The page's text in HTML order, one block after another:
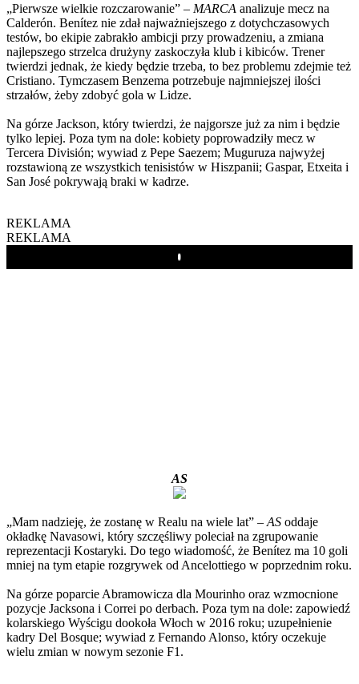
„Pierwsze wielkie rozczarowanie” – MARCA analizuje mecz na
Calderón. Benítez nie zdał najważniejszego z dotychczasowych
testów, bo ekipie zabrakło ambicji przy prowadzeniu, a zmiana
najlepszego strzelca drużyny zaskoczyła klub i kibiców. Trener
twierdzi jednak, że kiedy będzie trzeba, to bez problemu zdejmie też
Cristiano. Tymczasem Benzema potrzebuje najmniejszej ilości
strzałów, żeby zdobyć gola w Lidze.
Na górze Jackson, który twierdzi, że najgorsze już za nim i będzie
tylko lepiej. Poza tym na dole: kobiety poprowadziły mecz w
Tercera División; wywiad z Pepe Saezem; Muguruza najwyżej
rozstawioną ze wszystkich tenisistów w Hiszpanii; Gaspar, Etxeita i
San José pokrywają braki w kadrze.
REKLAMA
REKLAMA
Play
AS
„Mam nadzieję, że zostanę w Realu na wiele lat” – AS oddaje
okładkę Navasowi, który szczęśliwy poleciał na zgrupowanie
reprezentacji Kostaryki. Do tego wiadomość, że Benítez ma 10 goli
mniej na tym etapie rozgrywek od Ancelottiego w poprzednim roku.
Na górze poparcie Abramowicza dla Mourinho oraz wzmocnione
pozycje Jacksona i Correi po derbach. Poza tym na dole: zapowiedź
kolarskiego Wyścigu dookoła Włoch w 2016 roku; uzupełnienie
kadry Del Bosque; wywiad z Fernando Alonso, który oczekuje
wielu zmian w nowym sezonie F1.